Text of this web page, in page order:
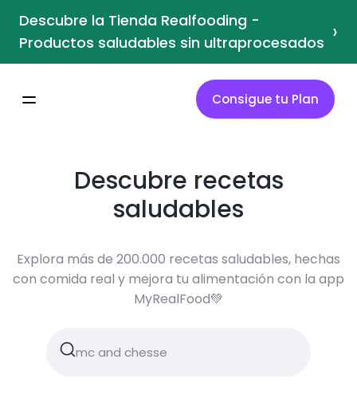
Descubre la Tienda Realfooding -
Productos saludables sin ultraprocesados ›
Consigue tu Plan
Descubre recetas
saludables
Explora más de 200.000 recetas saludables, hechas
con comida real y mejora tu alimentación con la app
MyRealFood💚